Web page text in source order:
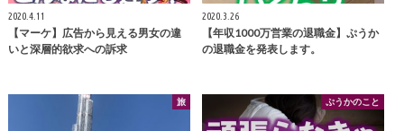
2020.4.11
【マーケ】広告から見える男女の違
いと深層的欲求への訴求
2020.3.26
【年収1000万営業の退職金】ぷうか
の退職金を発表します。
旅 ぷうかのこと